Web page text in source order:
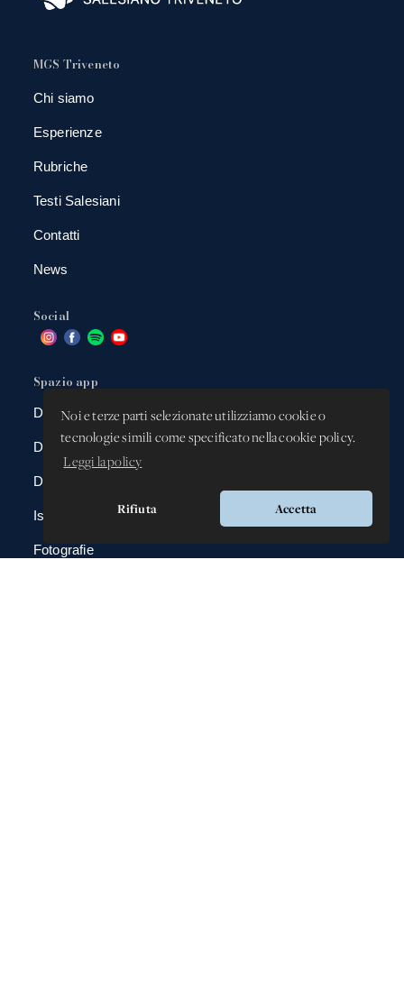
Noi e terze parti selezionate utilizziamo cookie o
tecnologie simili come specificato nella cookie policy.
Leggi la policy
Rifiuta Accetta
MGS Triveneto
Chi siamo
Esperienze
Rubriche
Testi Salesiani
Contatti
News
Social
Spazio app
DBAnima
DBContest
DBDrive
Iscrizioni
Fotografie